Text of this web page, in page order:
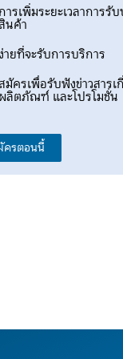
ารเพิ่มระยะเวลาการรั
นค้า
ายที่จะรับการบริการ
มัครเพื่อรับฟังข่าวสาร
ลิตภัณฑ์ และโปรโมชั่น
ครตอนนี้